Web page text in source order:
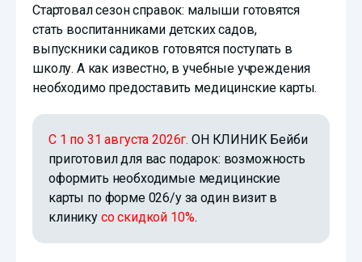
Стартовал сезон справок: малыши готовятся
стать воспитанниками детских садов,
выпускники садиков готовятся поступать в
школу. А как известно, в учебные учреждения
необходимо предоставить медицинские карты.
С 1 по 31 августа 2026г. ОН КЛИНИК Бейби
приготовил для вас подарок: возможность
оформить необходимые медицинские
карты по форме 026/у за один визит в
клинику со скидкой 10%.